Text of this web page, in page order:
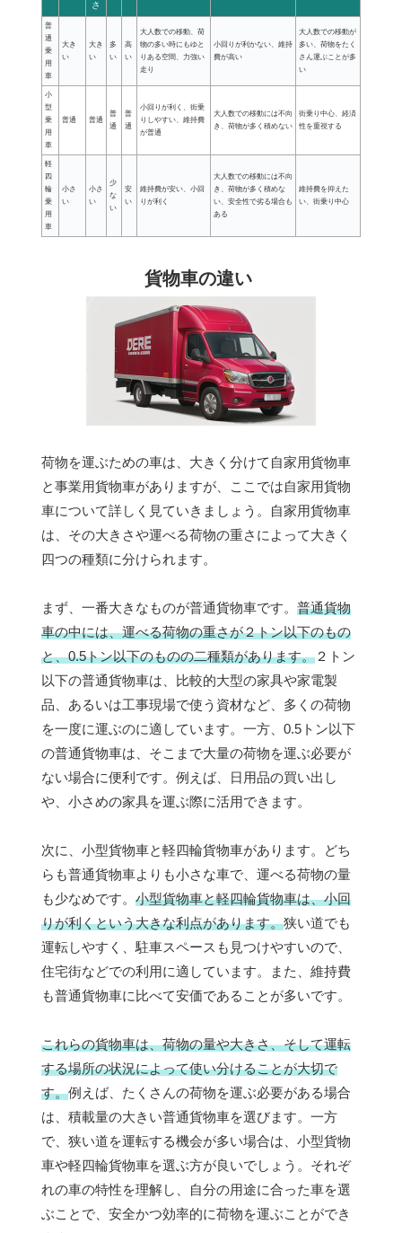
さ
普
通
乗
用
車
大き
い
大き
い
多
い
高
い
大人数での移動、荷
物の多い時にもゆと
りある空間、力強い
走り
小回りが利かない、維持
費が高い
大人数での移動が
多い、荷物をたく
さん運ぶことが多
い
小
型
乗
用
車
普通 普通
普
通
普
通
小回りが利く、街乗
りしやすい、維持費
が普通
大人数での移動には不向
き、荷物が多く積めない
街乗り中心、経済
性を重視する
軽
四
輪
乗
用
車
小さ
い
小さ
い
少
な
い
安
い
維持費が安い、小回
りが利く
大人数での移動には不向
き、荷物が多く積めな
い、安全性で劣る場合も
ある
維持費を抑えた
い、街乗り中心
貨物車の違い
荷物を運ぶための車は、大きく分けて自家用貨物車
と事業用貨物車がありますが、ここでは自家用貨物
車について詳しく見ていきましょう。自家用貨物車
は、その大きさや運べる荷物の重さによって大きく
四つの種類に分けられます。
まず、一番大きなものが普通貨物車です。 普通貨物
車の中には、運べる荷物の重さが２トン以下のもの
と、0.5トン以下のものの二種類があります。 ２トン
以下の普通貨物車は、比較的大型の家具や家電製
品、あるいは工事現場で使う資材など、多くの荷物
を一度に運ぶのに適しています。一方、0.5トン以下
の普通貨物車は、そこまで大量の荷物を運ぶ必要が
ない場合に便利です。例えば、日用品の買い出し
や、小さめの家具を運ぶ際に活用できます。
次に、小型貨物車と軽四輪貨物車があります。どち
らも普通貨物車よりも小さな車で、運べる荷物の量
も少なめです。 小型貨物車と軽四輪貨物車は、小回
りが利くという大きな利点があります。狭い道でも
運転しやすく、駐車スペースも見つけやすいので、
住宅街などでの利用に適しています。また、維持費
も普通貨物車に比べて安価であることが多いです。
これらの貨物車は、荷物の量や大きさ、そして運転
する場所の状況によって使い分けることが大切で
す。例えば、たくさんの荷物を運ぶ必要がある場合
は、積載量の大きい普通貨物車を選びます。一方
で、狭い道を運転する機会が多い場合は、小型貨物
車や軽四輪貨物車を選ぶ方が良いでしょう。それぞ
れの車の特性を理解し、自分の用途に合った車を選
ぶことで、安全かつ効率的に荷物を運ぶことができ